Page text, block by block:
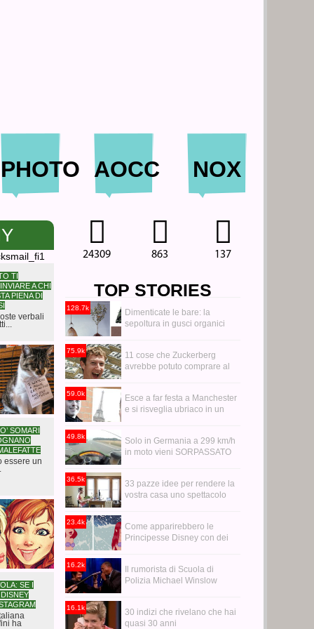
PHOTO AOCC NOX
24309 863 137
TOP STORIES
Dimenticate le bare: la
sepoltura in gusci organici
128.7k
11 cose che Zuckerberg
avrebbe potuto comprare al
75.9k
Esce a far festa a Manchester
e si risveglia ubriaco in un
59.0k
Solo in Germania a 299 km/h
in moto vieni SORPASSATO
49.8k
33 pazze idee per rendere la
vostra casa uno spettacolo
36.5k
Come apparirebbero le
Principesse Disney con dei
23.4k
Il rumorista di Scuola di
Polizia Michael Winslow
16.2k
30 indizi che rivelano che hai
quasi 30 anni
16.1k
TI
A CHI
PIENA DI
verbali
SOMARI
essere un
SE I
ha